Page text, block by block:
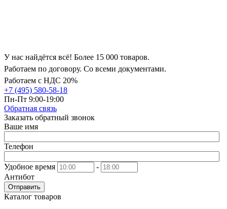
У нас найдётся всё! Более 15 000 товаров.
Работаем по договору. Со всеми документами.
Работаем с НДС 20%
+7 (495) 580-58-18
Пн-Пт 9:00-19:00
Обратная связь
Заказать обратный звонок
Ваше имя
Телефон
Удобное время
-
Антибот
Отправить
Каталог товаров